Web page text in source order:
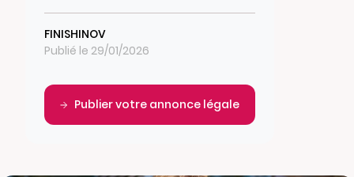
FINISHINOV
Publié le 29/01/2026
Publier votre annonce légale